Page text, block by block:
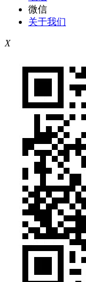
微信
关于我们
X